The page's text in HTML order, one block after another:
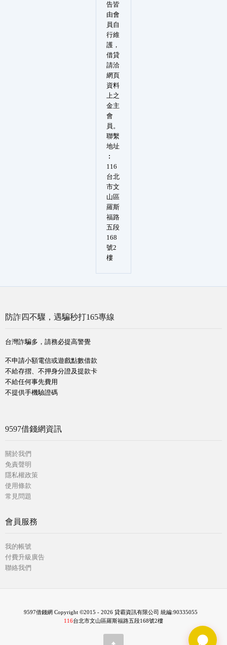
告皆
由會
員自
行維
護，
借貸
請洽
網頁
資料
上之
金主
會
員。
聯繫
地址
︰
116
台北
市文
山區
羅斯
福路
五段
168
號2
樓
防詐四不驟，遇騙秒打165專線
台灣詐騙多，請務必提高警覺
不申請小額電信或遊戲點數借款
不給存摺、不押身分證及提款卡
不給任何事先費用
不提供手機驗證碼
9597借錢網資訊
關於我們
免責聲明
隱私權政策
使用條款
常見問題
會員服務
我的帳號
付費升級廣告
聯絡我們
9597借錢網 Copyright ©2015 - 2026 貸霸資訊有限公司 統編:90335055
116台北市文山區羅斯福路五段168號2樓